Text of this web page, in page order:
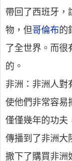
帶回了西班牙，
物，但哥倫布的
了全世界。而很
的。
非洲：非洲人對
使他們非常容易
僅僅幾年的功夫
傳播到了非洲大
撒下了購買非洲